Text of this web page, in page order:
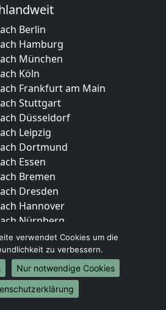
Berlin
Hamburg
München
Köln
Frankfurt am Main
Stuttgart
Düsseldorf
Leipzig
Dortmund
Essen
Bremen
Dresden
Hannover
Nürnberg
Duisburg
Bochum
Wuppertal
Bielefeld
Bonn
verwendet Cookies um die
zu verbessern.
Nur notwendige Cookies